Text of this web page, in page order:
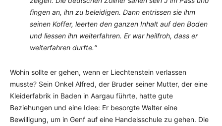
fingen an, ihn zu beleidigen. Dann entrissen sie ihm
seinen Koffer, leerten den ganzen Inhalt auf den Boden
und liessen ihn weiterfahren. Er war heilfroh, dass er
weiterfahren durfte.“
Wohin sollte er gehen, wenn er Liechtenstein verlassen
musste? Sein Onkel Alfred, der Bruder seiner Mutter, der eine
Kleiderfabrik in Baden in Aargau führte, hatte gute
Beziehungen und eine Idee: Er besorgte Walter eine
Bewilligung, um in Genf auf eine Handelsschule zu gehen. Die